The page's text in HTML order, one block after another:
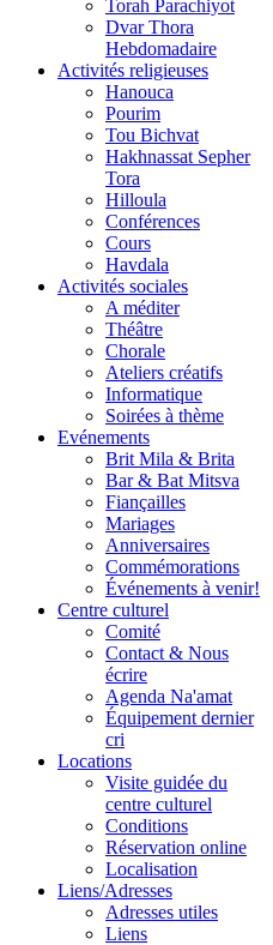
Torah Parachiyot
Dvar Thora
Hebdomadaire
Activités religieuses
Hanouca
Pourim
Tou Bichvat
Hakhnassat Sepher
Tora
Hilloula
Conférences
Cours
Havdala
Activités sociales
A méditer
Théâtre
Chorale
Ateliers créatifs
Informatique
Soirées à thème
Evénements
Brit Mila & Brita
Bar & Bat Mitsva
Fiançailles
Mariages
Anniversaires
Commémorations
Événements à venir!
Centre culturel
Comité
Contact & Nous
écrire
Agenda Na'amat
Équipement dernier
cri
Locations
Visite guidée du
centre culturel
Conditions
Réservation online
Localisation
Liens/Adresses
Adresses utiles
Liens